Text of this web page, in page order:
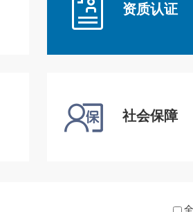
资质认证
社会保障